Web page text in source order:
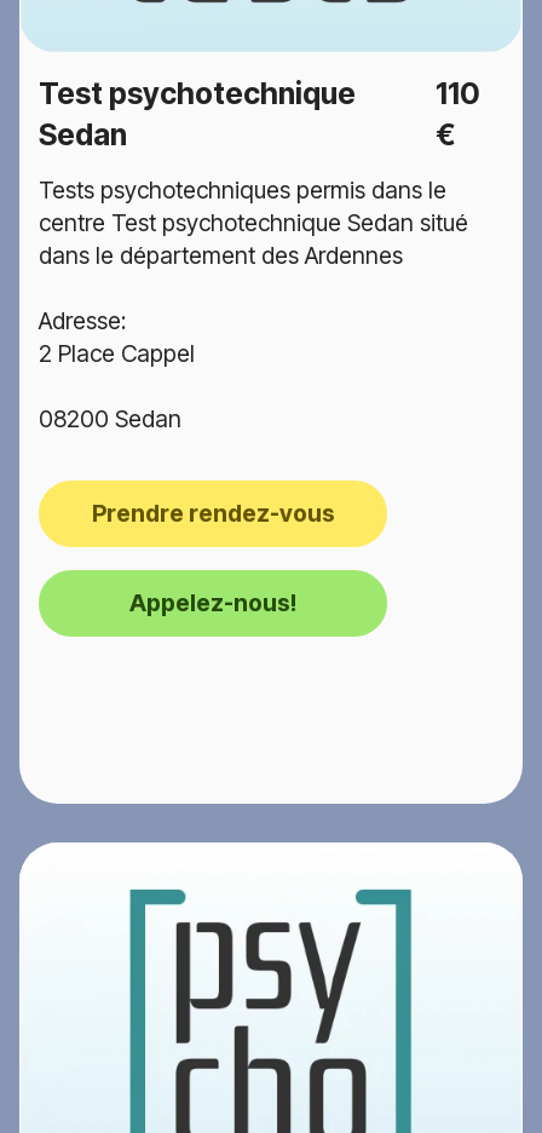
Test psychotechnique
Sedan
110
€
Tests psychotechniques permis dans le
centre Test psychotechnique Sedan situé
dans le département des Ardennes
Adresse:
2 Place Cappel
08200 Sedan
Prendre rendez-vous
Appelez-nous!